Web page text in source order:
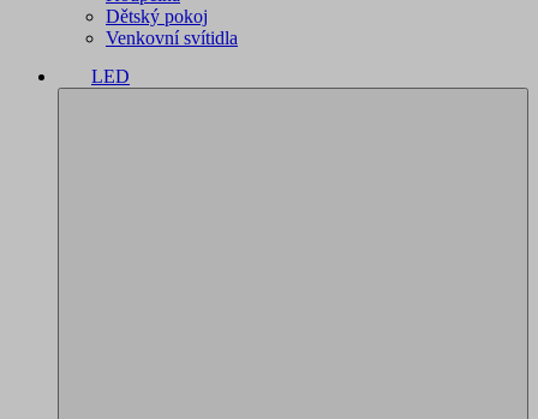
Dětský pokoj
Venkovní svítidla
LED